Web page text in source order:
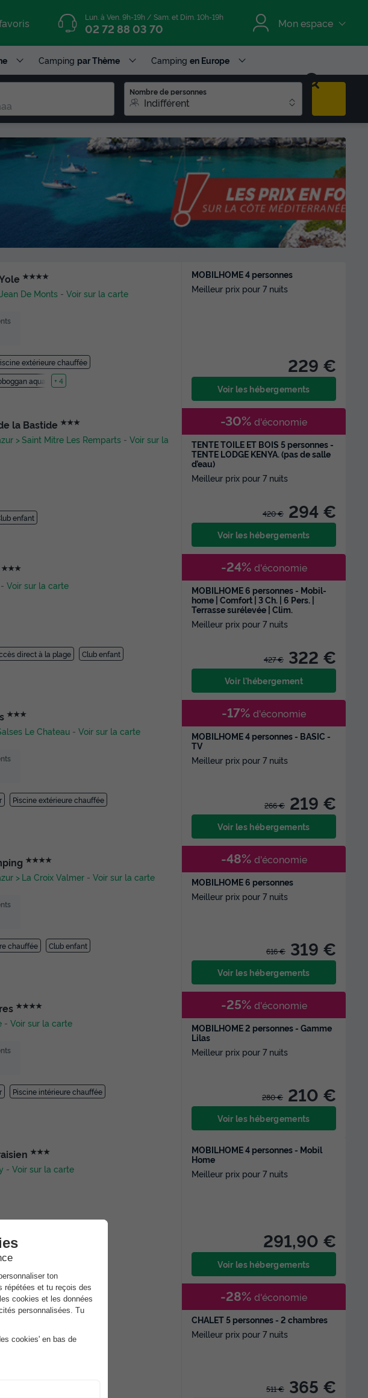
Lun. à Ven. 9h-19h / Sam. et Dim. 10h-19h
02 72 88 03 70 Mon espace
Camping par Thème Camping en Europe
Nombre de personnes
Indifférent
★★★★
De Monts -Voir sur la carte
extérieure chauffée
aquatique
+ 4
MOBILHOME 4 personnes
Meilleur prix pour 7 nuits
229 €
Voir les hébergements
la Bastide ★★★
Saint Mitre Les Remparts -Voir sur la
enfant
TENTE TOILE ET BOIS 5 personnes -
TENTE LODGE KENYA. (pas de salle
d’eau)
Meilleur prix pour 7 nuits
420 € 294 €
-30% d'économie
Voir les hébergements
★★★
-Voir sur la carte
direct à la plage
Club enfant
MOBILHOME 6 personnes - Mobil-
home | Comfort | 3 Ch. | 6 Pers. |
Terrasse surélevée | Clim.
Meilleur prix pour 7 nuits
427 € 322 €
-24% d'économie
Voir l'hébergement
★★★
Le Chateau -Voir sur la carte
Piscine extérieure chauffée
MOBILHOME 4 personnes - BASIC -
TV
Meilleur prix pour 7 nuits
266 € 219 €
-17% d'économie
Voir les hébergements
★★★★
La Croix Valmer -Voir sur la carte
chauffée Club enfant
MOBILHOME 6 personnes
Meilleur prix pour 7 nuits
616 € 319 €
-48% d'économie
Voir les hébergements
★★★★
-Voir sur la carte
Piscine intérieure chauffée
MOBILHOME 2 personnes - Gamme
Lilas
Meilleur prix pour 7 nuits
280 € 210 €
-25% d'économie
Voir les hébergements
★★★
-Voir sur la carte
MOBILHOME 4 personnes - Mobil
Home
Meilleur prix pour 7 nuits
291,90 €
Voir les hébergements
★★★
-Voir sur la carte
CHALET 5 personnes - 2 chambres
Meilleur prix pour 7 nuits
511 € 365 €
-28% d'économie